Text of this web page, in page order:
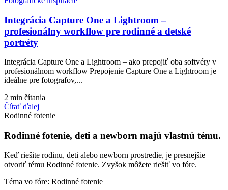
Integrácia Capture One a Lightroom –
profesionálny workflow pre rodinné a detské
portréty
Integrácia Capture One a Lightroom – ako prepojiť oba softvéry v
profesionálnom workflow Prepojenie Capture One a Lightroom je
ideálne pre fotografov,...
2 min čítania
Čítať ďalej
Rodinné fotenie
Rodinné fotenie, deti a newborn majú vlastnú tému.
Keď riešite rodinu, deti alebo newborn prostredie, je presnejšie
otvoriť tému Rodinné fotenie. Zvyšok môžete riešiť vo fóre.
Téma vo fóre: Rodinné fotenie